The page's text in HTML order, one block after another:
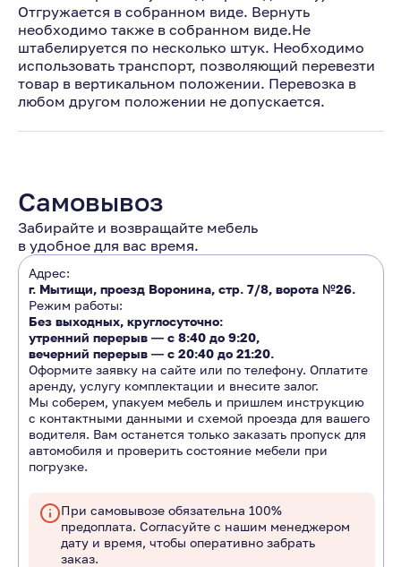
Отгружается в собранном виде. Вернуть
необходимо также в собранном виде.Не
штабелируется по несколько штук. Необходимо
использовать транспорт, позволяющий перевезти
товар в вертикальном положении. Перевозка в
любом другом положении не допускается.
Самовывоз
Забирайте и возвращайте мебель
в удобное для вас время.
Адрес:
г. Мытищи, проезд Воронина, стр. 7/8, ворота №26.
Режим работы:
Без выходных, круглосуточно:
утренний перерыв ― с 8:40 до 9:20,
вечерний перерыв ― с 20:40 до 21:20.
Оформите заявку на сайте или по телефону. Оплатите
аренду, услугу комплектации и внесите залог.
Мы соберем, упакуем мебель и пришлем инструкцию
с контактными данными и схемой проезда для вашего
водителя. Вам останется только заказать пропуск для
автомобиля и проверить состояние мебели при
погрузке.
При самовывозе обязательна 100%
предоплата. Согласуйте с нашим менеджером
дату и время, чтобы оперативно забрать
заказ.